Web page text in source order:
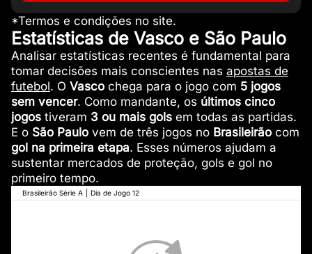
*Termos e condições no site.
Estatísticas de Vasco e São Paulo
Analisar estatísticas recentes é fundamental para
tomar decisões mais conscientes nas apostas de
futebol. O Vascochega para o jogo com 5 jogos
sem vencer. Como mandante, os últimos cinco
jogostiveram 3 ou mais golsem todas as partidas.
E o São Paulovem de três jogos no Brasileirãocom
gol na primeira etapa. Esses números ajudam a
sustentar mercados de proteção, gols e gol no
primeiro tempo.
Brasileirão Série A Dia de Jogo 12